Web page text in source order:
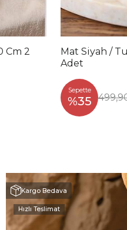
Cm 2
Mat Siyah /
Adet
Sepette
%35
Kargo Bedava
Hızlı Teslimat